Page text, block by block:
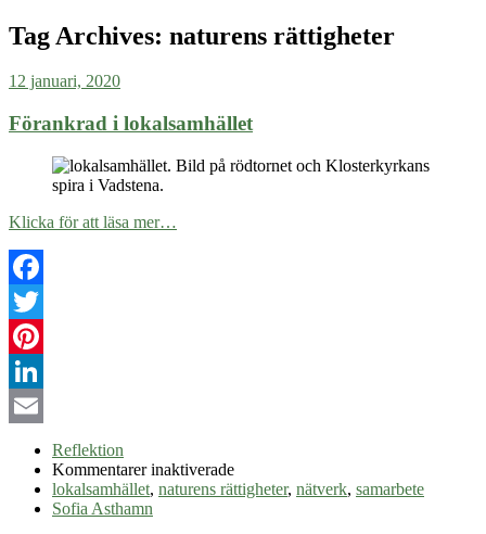
Tag Archives: naturens rättigheter
12 januari, 2020
Förankrad i lokalsamhället
Klicka för att läsa mer…
Facebook
Twitter
Pinterest
LinkedIn
Reflektion
Kommentarer inaktiveradeför
Förankrad
lokalsamhället, naturens rättigheter, nätverk, samarbete
Sofia Asthamn